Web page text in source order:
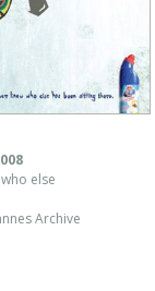
else
Archive